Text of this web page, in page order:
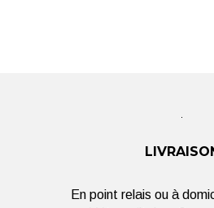
En point relais ou à